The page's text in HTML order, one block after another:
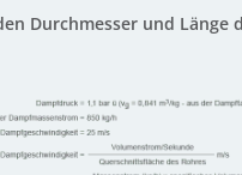
Durchmesser und Länge